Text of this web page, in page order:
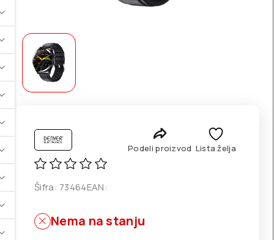
Podeli proizvod Lista želja
Šifra: 73464EAN:
Nema na stanju